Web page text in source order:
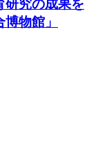
究の成果を
物館」